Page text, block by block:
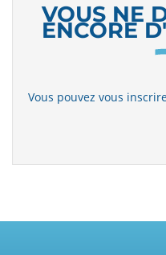
VOUS NE
ENCORE
Vous pouvez vous